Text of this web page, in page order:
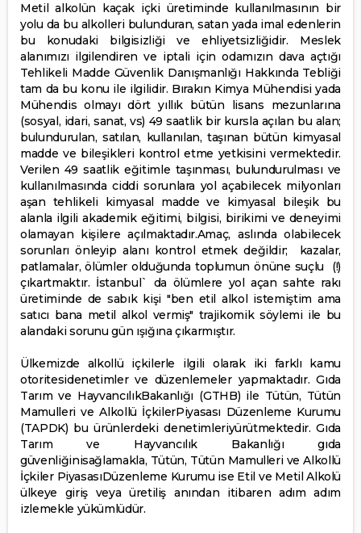
Metil alkolün kaçak içki üretiminde kullanılmasının bir
yolu da bu alkolleri bulunduran, satan yada imal edenlerin
bu konudaki bilgisizliği ve ehliyetsizliğidir. Meslek
alanımızı ilgilendiren ve iptali için odamızın dava açtığı
Tehlikeli Madde Güvenlik Danışmanlığı Hakkında Tebliği
tam da bu konu ile ilgilidir. Bırakın Kimya Mühendisi yada
Mühendis olmayı dört yıllık bütün lisans mezunlarına
(sosyal, idari, sanat, vs) 49 saatlik bir kursla açılan bu alan;
bulundurulan, satılan, kullanılan, taşınan bütün kimyasal
madde ve bileşikleri kontrol etme yetkisini vermektedir.
Verilen 49 saatlik eğitimle taşınması, bulundurulması ve
kullanılmasında ciddi sorunlara yol açabilecek milyonları
aşan tehlikeli kimyasal madde ve kimyasal bileşik bu
alanla ilgili akademik eğitimi, bilgisi, birikimi ve deneyimi
olamayan kişilere açılmaktadır.Amaç, aslında olabilecek
sorunları önleyip alanı kontrol etmek değildir; kazalar,
patlamalar, ölümler olduğunda toplumun önüne suçlu (!)
çıkartmaktır. İstanbul` da ölümlere yol açan sahte rakı
üretiminde de sabık kişi "ben etil alkol istemiştim ama
satıcı bana metil alkol vermiş" trajikomik söylemi ile bu
alandaki sorunu gün ışığına çıkarmıştır.
Ülkemizde alkollü içkilerle ilgili olarak iki farklı kamu
otoritesidenetimler ve düzenlemeler yapmaktadır. Gıda
Tarım ve HayvancılıkBakanlığı (GTHB) ile Tütün, Tütün
Mamulleri ve Alkollü İçkilerPiyasası Düzenleme Kurumu
(TAPDK) bu ürünlerdeki denetimleriyürütmektedir. Gıda
Tarım ve Hayvancılık Bakanlığı gıda
güvenliğinisağlamakla, Tütün, Tütün Mamulleri ve Alkollü
İçkiler PiyasasıDüzenleme Kurumu ise Etil ve Metil Alkolü
ülkeye giriş veya üretiliş anından itibaren adım adım
izlemekle yükümlüdür.